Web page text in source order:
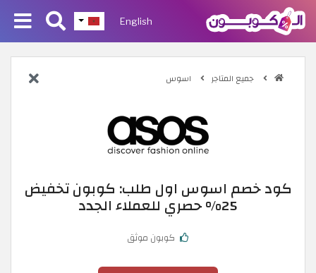
English
جميع المتاجر اسوس
كود خصم اسوس اول طلب: كوبون تخفيض
25% حصري للعملاء الجدد
كوبون موثق